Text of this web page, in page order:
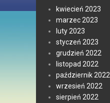
kwiecień 2023
marzec 2023
luty 2023
styczeń 2023
grudzień 2022
listopad 2022
październik 2022
wrzesień 2022
sierpień 2022